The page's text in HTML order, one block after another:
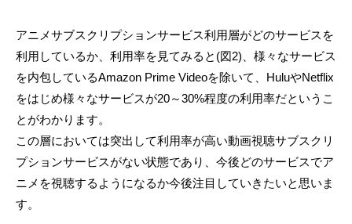
アニメサブスクリプションサービス利用層がどのサービスを
利用しているか、利用率を見てみると(図2)、様々なサービス
を内包しているAmazon Prime Videoを除いて、HuluやNetflix
をはじめ様々なサービスが20～30%程度の利用率だというこ
とがわかります。
この層においては突出して利用率が高い動画視聴サブスクリ
プションサービスがない状態であり、今後どのサービスでア
ニメを視聴するようになるか今後注目していきたいと思いま
す。